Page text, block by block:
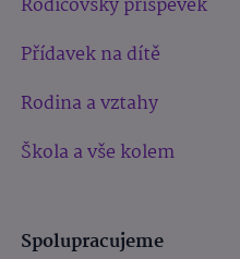
Rodičovský příspěvek
Přídavek na dítě
Rodina a vztahy
Škola a vše kolem
Spolupracujeme